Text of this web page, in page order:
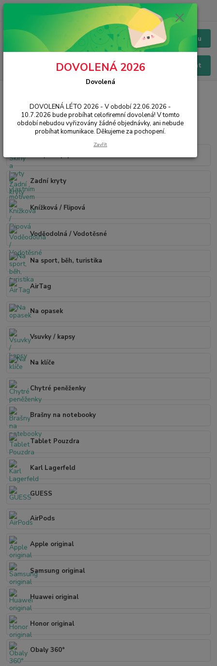
Menu
Hledat
Chat / Online podpora - 24/7
Ochranné pouzdra a obaly na
mobilní telefony
Zadní kryty
Knížková / Flipová
Voděodolná / Vodotěsné
Na sport, běh, turistika
AirTag
Na opasek
Vsuvky / kapsy
Na klíče
Chytré peněženky
Brašny na notebooky
Tablet Pouzdra
Karl Lagerfeld
GUESS
AirPods
Apple original
Samsung original
Huawei original
Honor original
Obaly 360°
DOVOLENÁ 2026
Dovolená
DOVOLENÁ LÉTO 2026 - V období 22.06.2026 -
10.7.2026 bude probíhat celofiremní dovolená! V tomto
období nebudou vyřizovány žádné objednávky, ani nebude
probíhat komunikace. Děkujeme za pochopení.
Zavřít